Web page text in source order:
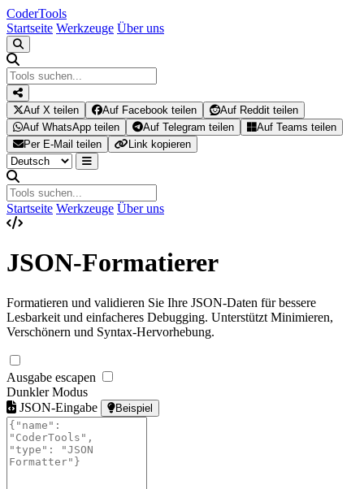
CoderTools
Startseite Werkzeuge Über uns
Auf X teilen Auf Facebook teilen
Auf Reddit teilen
Auf WhatsApp teilen
Auf Telegram teilen
Auf Teams teilen
Per E-Mail teilen
Link kopieren
Startseite Werkzeuge Über uns
JSON-Formatierer
Formatieren und validieren Sie Ihre JSON-Daten für bessere
Lesbarkeit und einfacheres Debugging. Unterstützt Minimieren,
Verschönern und Syntax-Hervorhebung.
Ausgabe escapen
Dunkler Modus
JSON-Eingabe
Beispiel